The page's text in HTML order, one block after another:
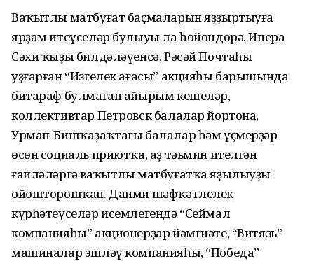
Ваҡытлы матбуғат баҫмаларын яҙҙыртыуға
ярҙам итеүселәр булыуы ла һөйөндөрә. Инера
Сәхи ҡыҙы билдәләүенсә, Рәсәй Почтаһы
уҙғарған “Изгелек ағасы” акцияһы барышында
битараф булмаған айырым кешеләр,
коллективтар Петровск балалар йортона,
Урман-Бишҡаҙаҡтағы балалар һәм үҫмерҙәр
өсөн социаль приютҡа, аҙ тәьмин ителгән
ғаиләләргә ваҡытлы матбуғатҡа яҙылыуҙы
ойошторошҡан. Даими шәфҡәтлелек
күрһәтеүселәр исемлегендә “Сеймал
компанияһы” акционерҙар йәмғиәте, “Витязь”
машиналар эшләү компанияһы, “Победа”